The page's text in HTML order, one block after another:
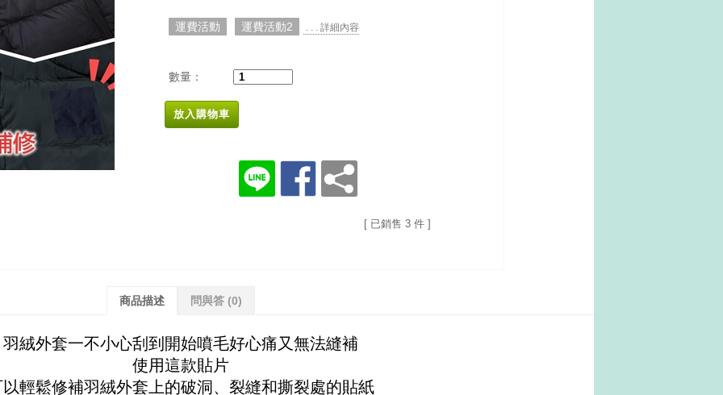
運費活動 運費活動2 . . . 詳細內容
數量：
放入購物車
[ 已銷售 3 件 ]
商品描述 問與答 (0)